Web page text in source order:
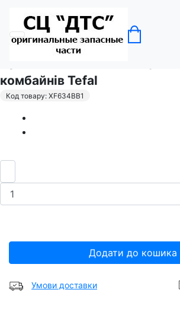
ГоловнаКухонні комбайни
комбайнів Tefal
Код товару: XF634BB1
Додати до кошика
Умови доставки